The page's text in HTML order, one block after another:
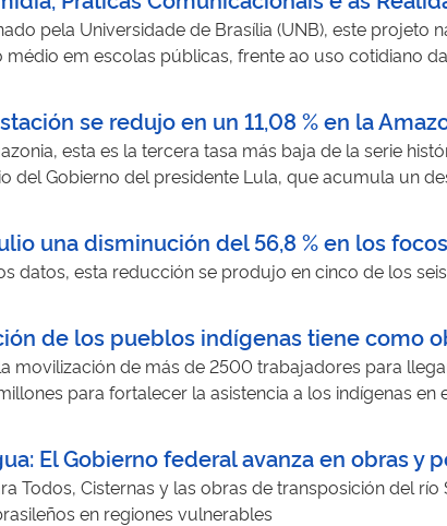
meio da criação de Recursos Educacionais Abertos
pela Universidade de Brasília (UNB), este
em escolas públicas, frente ao uso cotidiano
dimensões que orientam a educação midiática.
crítica, ética e inclusiva, em sintonia com
se redujo en un 11,08 % en la
esta es la tercera tasa más baja de la serie
del Gobierno del presidente Lula, que acumula un
una disminución del 56,8 % en los
datos, esta reducción se produjo en cinco de los
de los pueblos indígenas tiene como
movilización de más de 2500 trabajadores para
para fortalecer la asistencia a los indígenas en
El Gobierno federal avanza en obras
Todos, Cisternas y las obras de transposición del
en regiones vulnerables